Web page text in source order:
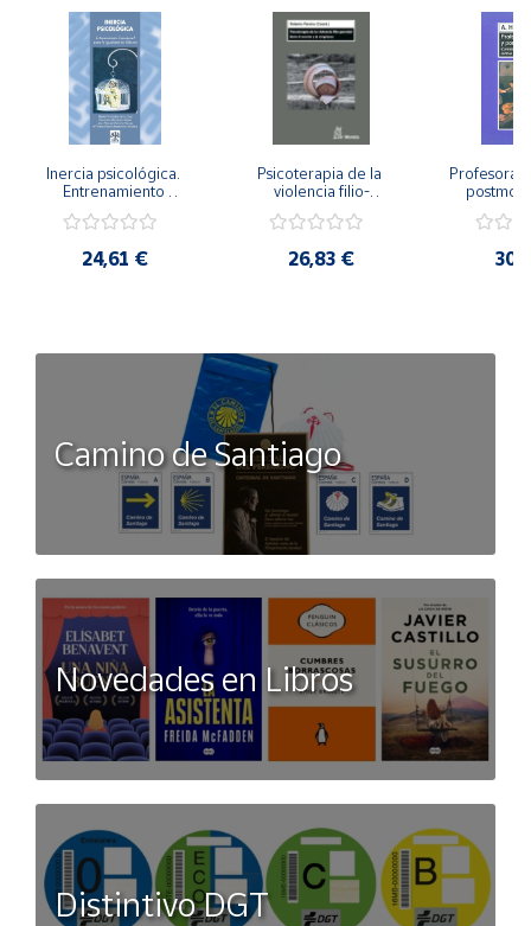
Inercia psicológica.
Entrenamiento
Igualdad de Género.
24,61 €
Psicoterapia de la
violencia filio-
secreto y la
26,83 €
Camino de Santiago
Novedades en Libros
Distintivo DGT